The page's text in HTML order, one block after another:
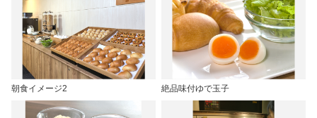
朝食イメージ2 絶品味付ゆで玉子